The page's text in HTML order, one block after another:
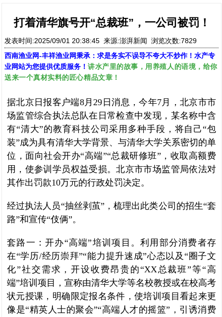
打着清华旗号开“总裁班”，一公司被罚！
发表时间:2025/09/01 20:38:45 来源:澎湃新闻 浏览次数:7829
西南渔业网-丰祥渔业网秉承：求是务实不误导不夸大不炒作！水产专
业网站为您提供优质服务！ 讲水产里的故事，用养殖人的语境，给你
送来一个真材实料的匠心精品文章！
据北京日报客户端8月29日消息，今年7月，北京市市
场监管综合执法总队在日常检查中发现，某名称中含
有“清大”的教育科技公司采用多种手段，将自己“包
装”成为具有清华大学背景、与清华大学关系密切的单
位，面向社会开办“高端”“总裁研修班”，收取高额费
用，使参训学员权益受损。北京市市场监管局依法对
其作出罚款10万元的行政处罚决定。
经过执法人员“抽丝剥茧”，梳理出此类公司的招生“套
路”和宣传“伎俩”。
套路一：开办“高端”培训项目。利用部分消费者存
在“学历/经历崇拜”“能力提升速成”心态以及“圈子文
化”社交需求，开设收费昂贵的“XX总裁班”等“高
端”培训项目，宣称由清华大学等名校教授或在校高考
状元授课，明确限定报名条件，使培训项目看起来更
像是“精英人士的聚会”“高端人才的摇篮”，引诱消费